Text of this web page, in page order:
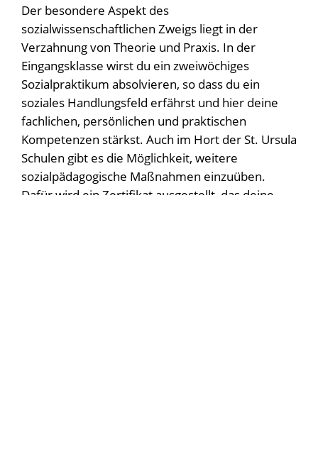
Der besondere Aspekt des
sozialwissenschaftlichen Zweigs liegt in der
Verzahnung von Theorie und Praxis. In der
Eingangsklasse wirst du ein zweiwöchiges
Sozialpraktikum absolvieren, so dass du ein
soziales Handlungsfeld erfährst und hier deine
fachlichen, persönlichen und praktischen
Kompetenzen stärkst. Auch im Hort der St. Ursula
Schulen gibt es die Möglichkeit, weitere
sozialpädagogische Maßnahmen einzuüben.
Dafür wird ein Zertifikat ausgestellt, das deine